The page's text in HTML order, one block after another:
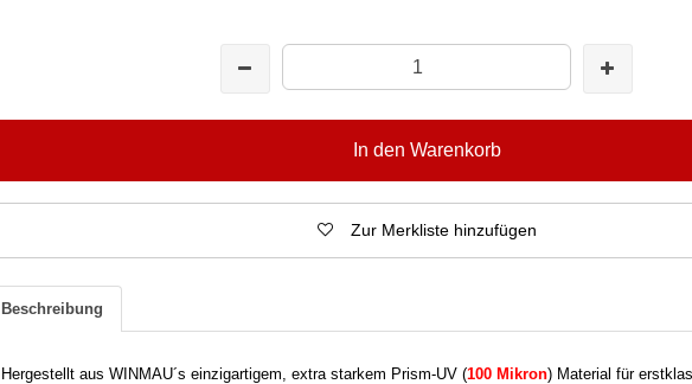
In den Warenkorb
Zur Merkliste hinzufügen
Beschreibung
Hergestellt aus WINMAU´s einzigartigem, extra starkem Prism-UV (100 Mikron) Material für